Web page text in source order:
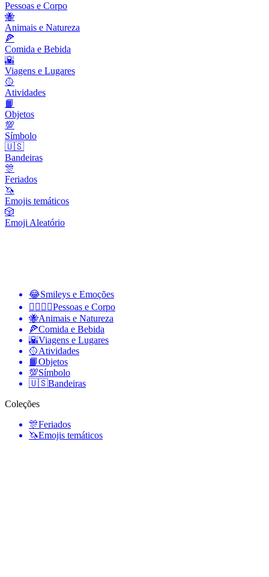
Pessoas e Corpo
🐝
Animais e Natureza
🍕
Comida e Bebida
🌇
Viagens e Lugares
🥎
Atividades
📙
Objetos
💯
Símbolo
🇺🇸
Bandeiras
🎊
Feriados
🦄
Emojis temáticos
🎲
Emoji Aleatório
😂Smileys e Emoções
👩‍❤️‍💋‍👨Pessoas e Corpo
🐝Animais e Natureza
🍕Comida e Bebida
🌇Viagens e Lugares
🥎Atividades
📙Objetos
💯Símbolo
🇺🇸Bandeiras
Coleções
🎊Feriados
🦄Emojis temáticos